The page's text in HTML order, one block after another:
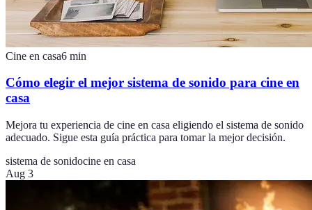
Cine en casa6 min
Cómo elegir el mejor sistema de sonido para cine en
casa
Mejora tu experiencia de cine en casa eligiendo el sistema de sonido
adecuado. Sigue esta guía práctica para tomar la mejor decisión.
sistema de sonidocine en casa
Aug 3